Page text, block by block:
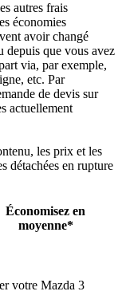
autres frais
économies
avoir changé
depuis que vous avez
via, par exemple,
etc. Par
de devis sur
actuellement
les prix et les
détachées en rupture
Économisez en
moyenne*
votre Mazda 3